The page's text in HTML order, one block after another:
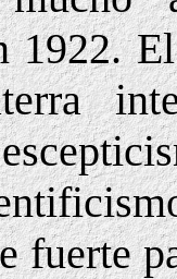
1922.
fuerte